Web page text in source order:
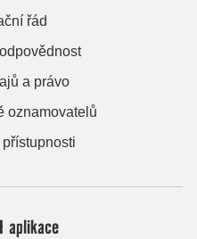
řád
a právo
oznamovatelů
aplikace